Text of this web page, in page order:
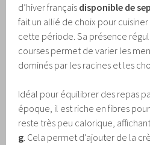
d’hiver français disponible de
fait un allié de choix pour
cette période. Sa présence
courses permet de varier les
dominés par les racines et les
Idéal pour équilibrer des repas
époque, il est riche en fibres
reste très peu calorique,
g . Cela permet d’ajouter de la